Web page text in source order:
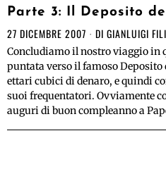
Parte 3: Il Deposito
27 DICEMBRE 2007 DI GIANLUIGI
Concludiamo il nostro viaggio in
puntata verso il famoso Deposito
ettari cubici di denaro, e quindi
suoi frequentatori. Ovviamente
auguri di buon compleanno a